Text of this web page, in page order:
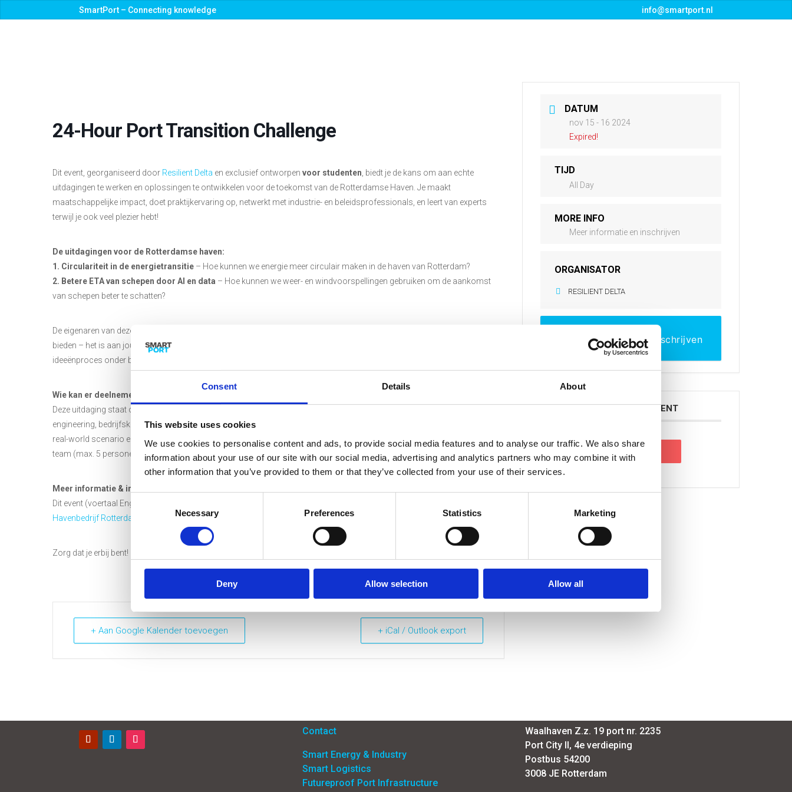
Consent Details About
This website uses cookies
We use cookies to personalise content and ads, to provide social media features and to analyse our traffic. We also share
information about your use of our site with our social media, advertising and analytics partners who may combine it with
other information that you’ve provided to them or that they’ve collected from your use of their services.
Necessary Preferences Statistics Marketing
Deny Allow selection Allow all
SmartPort – Connecting knowledge info@smartport.nl
24-Hour Port Transition Challenge
Dit event, georganiseerd door Resilient Delta en exclusief ontworpen voor studenten , biedt je de kans om aan echte
uitdagingen te werken en oplossingen te ontwikkelen voor de toekomst van de Rotterdamse Haven. Je maakt
maatschappelijke impact, doet praktijkervaring op, netwerkt met industrie- en beleidsprofessionals, en leert van experts
terwijl je ook veel plezier hebt!
De uitdagingen voor de Rotterdamse haven:
1. Circulariteit in de energietransitie – Hoe kunnen we energie meer circulair maken in de haven van Rotterdam?
2. Betere ETA van schepen door AI en data – Hoe kunnen we weer- en windvoorspellingen gebruiken om de aankomst
van schepen beter te schatten?
De eigenaren van deze uitdagingen zijn tijdens het event aanwezig om de uitdagingen uit te leggen en ondersteuning te
bieden – het is aan jou om ze op te lossen! Gedurende 24 uur werk je samen met medestudenten, doorloop je het
ideeënproces onder begeleiding van professionele facilitators en push je je vaardigheden tot het uiterste.
Wie kan er deelnemen?
Deze uitdaging staat open voor alle studenten van de Erasmus Universiteit, Erasmus MC en TU Delft. Of je nu studeert in
engineering, bedrijfskunde, informatica, logistiek of een gerelateerd veld, dit is jouw kans om je kennis toe te passen in een
real-world scenario en betekenisvolle impact te maken. Je kunt individueel (en wordt toegewezen aan een team) of met een
team (max. 5 personen) meedoen aan de challenge.
Meer informatie & inschrijven
Dit event (voertaal Engels) wordt georganiseerd door
Havenbedrijf Rotterdam
, SmartPort en de provincie Zuid-Holland.
Zorg dat je erbij bent!
+ Aan Google Kalender toevoegen + iCal / Outlook export
DATUM
nov 15 - 16 2024
Expired!
TIJD
All Day
MORE INFO
Meer informatie en inschrijven
ORGANISATOR
RESILIENT DELTA
Meer informatie en inschrijven
DEEL DIT EVENEMENT
Contact
Smart Energy & Industry
Smart Logistics
Futureproof Port Infrastructure
Waalhaven Z.z. 19 port nr. 2235
Port City II, 4e verdieping
Postbus 54200
3008 JE Rotterdam